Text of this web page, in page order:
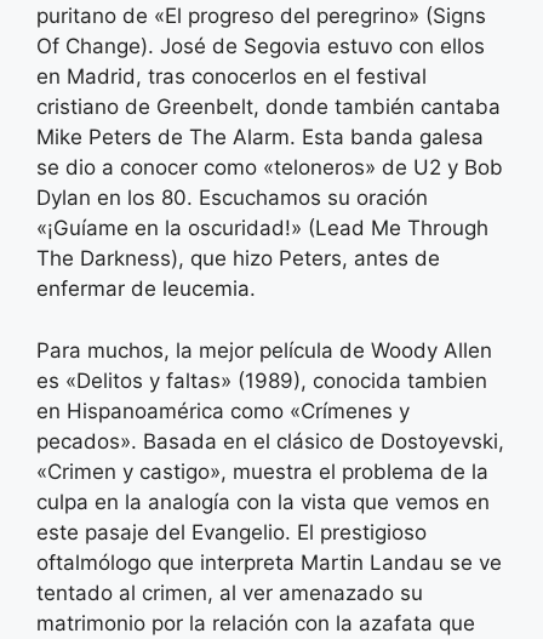
puritano de «El progreso del peregrino» (Signs
Of Change). José de Segovia estuvo con ellos
en Madrid, tras conocerlos en el festival
cristiano de Greenbelt, donde también cantaba
Mike Peters de The Alarm. Esta banda galesa
se dio a conocer como «teloneros» de U2 y Bob
Dylan en los 80. Escuchamos su oración
«¡Guíame en la oscuridad!» (Lead Me Through
The Darkness), que hizo Peters, antes de
enfermar de leucemia.
Para muchos, la mejor película de Woody Allen
es «Delitos y faltas» (1989), conocida tambien
en Hispanoamérica como «Crímenes y
pecados». Basada en el clásico de Dostoyevski,
«Crimen y castigo», muestra el problema de la
culpa en la analogía con la vista que vemos en
este pasaje del Evangelio. El prestigioso
oftalmólogo que interpreta Martin Landau se ve
tentado al crimen, al ver amenazado su
matrimonio por la relación con la azafata que